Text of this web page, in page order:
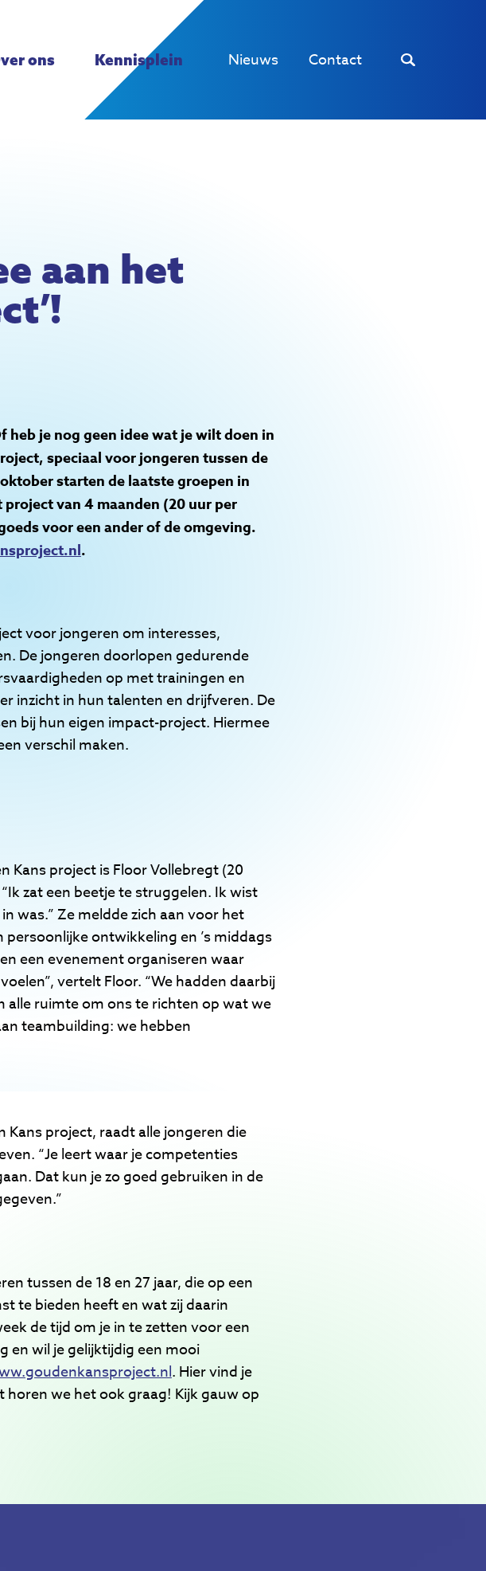
ons Kennisplein Nieuws Contact
aan het
heb je nog geen idee wat je wilt doen in
speciaal voor jongeren tussen de
starten de laatste groepen in
van 4 maanden (20 uur per
voor een ander of de omgeving.
.
voor jongeren om interesses,
De jongeren doorlopen gedurende
op met trainingen en
inzicht in hun talenten en drijfveren. De
bij hun eigen impact-project. Hiermee
verschil maken.
Kans project is Floor Vollebregt (20
zat een beetje te struggelen. Ik wist
was.” Ze meldde zich aan voor het
ontwikkeling en ’s middags
een evenement organiseren waar
vertelt Floor. “We hadden daarbij
alle ruimte om ons te richten op wat we
teambuilding: we hebben
Kans project, raadt alle jongeren die
“Je leert waar je competenties
Dat kun je zo goed gebruiken in de
tussen de 18 en 27 jaar, die op een
te bieden heeft en wat zij daarin
de tijd om je in te zetten voor een
en wil je gelijktijdig een mooi
. Hier vind je
we het ook graag! Kijk gauw op